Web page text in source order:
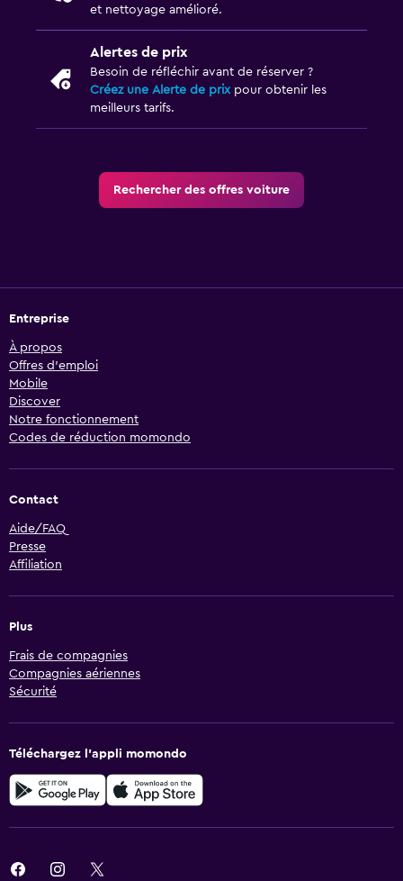
et nettoyage amélioré.
Alertes de prix
Besoin de réfléchir avant de réserver ?
Créez une Alerte de prixpour obtenir les
meilleurs tarifs.
Rechercher des offres voiture
Entreprise
À propos
Offres d’emploi
Mobile
Discover
Notre fonctionnement
Codes de réduction momondo
Contact
Aide/FAQ
Presse
Affiliation
Plus
Frais de compagnies
Compagnies aériennes
Sécurité
Téléchargez l’appli momondo